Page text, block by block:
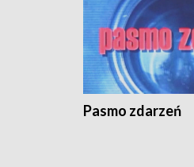
Pasmo zdarzeń